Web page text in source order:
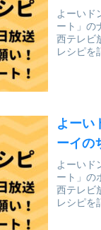
よーいド
ート」の
西テレビ
レシピを
よーい
ーイの
よーいド
ート」の
西テレビ
レシピを